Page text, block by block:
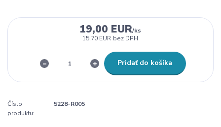
19,00 EUR/ks
15,70 EUR bez DPH
Pridať do košíka
Číslo
produktu:
5228-R005